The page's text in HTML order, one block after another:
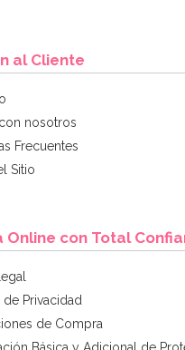
al Cliente
nosotros
Frecuentes
Sitio
Online con Total
de Privacidad
de Compra